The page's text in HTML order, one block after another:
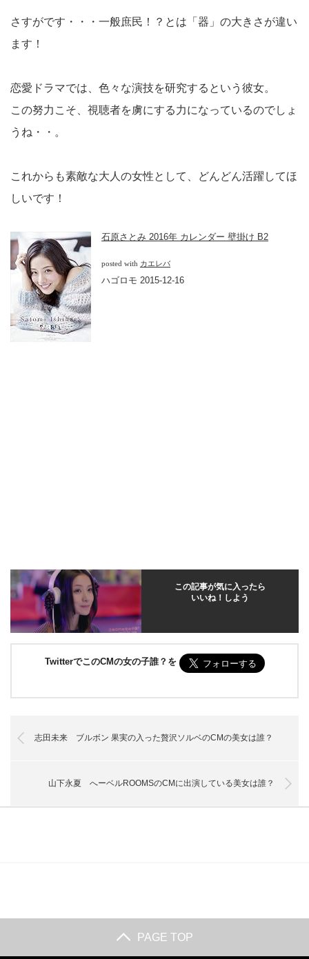
さすがです・・・一般庶民！？とは「器」の大きさが違い
ます！
恋愛ドラマでは、色々な演技を研究するという彼女。
この努力こそ、視聴者を虜にする力になっているのでしょ
うね・・。
これからも素敵な大人の女性として、どんどん活躍してほ
しいです！
石原さとみ 2016年 カレンダー 壁掛け B2
posted with カエレバ
ハゴロモ 2015-12-16
この記事が気に入ったら
いいね！しよう
TwitterでこのCMの女の子誰？を
志田未来 ブルボン 果実の入った贅沢ソルベのCMの美女は誰？
山下永夏 へーベルROOMSのCMに出演している美女は誰？
PAGE TOP